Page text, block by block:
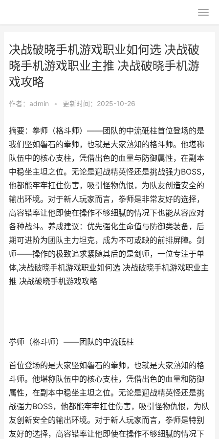
决战破晓手机游戏职业如何选 决战破
晓手机游戏职业主推 决战破晓手机游
戏攻略
作者： admin • 更新时间：2025-10-26
摘要：拳师（格斗师）——团队的中流砥柱首位登场的是
我们坚如磐石的拳师，也就是大家熟知的格斗师。他堪称
队伍中的核心支柱，凭借出色的血量与防御属性，在副本
中稳坐主坦之位。无论是迎战精英怪还是挑战强力BOSS，
他都能牢牢扛住伤害，吸引怪物仇恨，为队友创造安全的
输出环境。对于新人玩家而言，拳师是非常友好的选择，
高容错率让他即使在操作不够细腻的情况下也能从容应对
各种战斗。养成建议：优先强化生命值与防御类装备，后
期可进阶为团队主力坦克，成为不可或缺的前排屏障。剑
师——操作的极致追求紧随其后的是剑师，一位专注于单
体,决战破晓手机游戏职业如何选 决战破晓手机游戏职业主
推 决战破晓手机游戏攻略
拳师（格斗师）——团队的中流砥柱
首位登场的是大家坚如磐石的拳师，也就是大家熟知的格
斗师。他堪称队伍中的核心支柱，凭借出色的血量和防御
属性，在副本中稳坐主坦之位。无论是迎战精英怪还是挑
战强力BOSS，他都能牢牢扛住伤害，吸引怪物仇恨，为队
友创新安全的输出环境。对于新人玩家而言，拳师是特别
友好的选择，高容错率让他即使在操作不够细腻的情况下